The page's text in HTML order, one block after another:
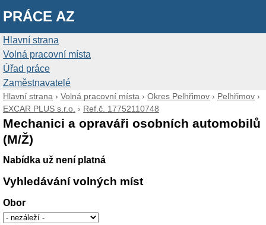
PRÁCE AZ
Hlavní strana
Volná pracovní místa
Úřad práce
Zaměstnavatelé
Hlavní strana › Volná pracovní místa › Okres Pelhřimov › Pelhřimov ›
EXCAR PLUS s.r.o. › Ref.č. 17752110748
Mechanici a opraváři osobních automobilů
(M/Ž)
Nabídka už není platná
Vyhledávání volných míst
Obor